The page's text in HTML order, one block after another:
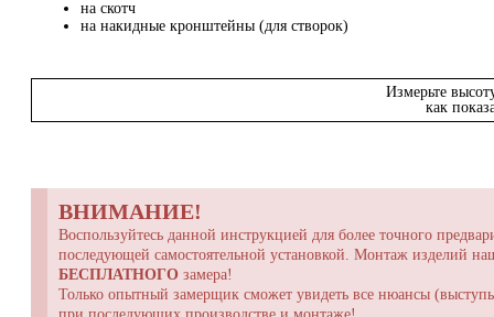
на скотч
на накидные кронштейны (для створок)
Измерьте
как
ВНИМАНИЕ!
Воспользуйтесь данной инструкцией для более точного
последующей самостоятельной установкой. Монтаж изделий
БЕСПЛАТНОГО замера!
Только опытный замерщик сможет увидеть все нюансы